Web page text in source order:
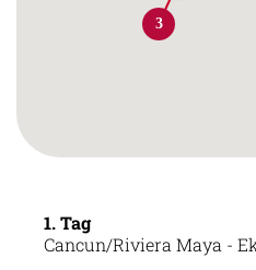
3
1. Tag
Cancun/Riviera Maya -